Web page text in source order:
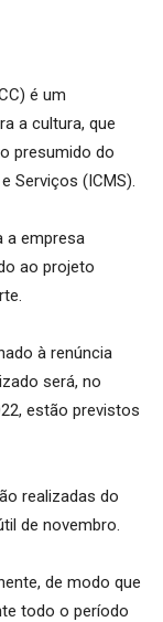
é um
a cultura, que
presumido do
Serviços (ICMS).
a empresa
ao projeto
à renúncia
será, no
estão previstos
realizadas do
de novembro.
de modo que
todo o período